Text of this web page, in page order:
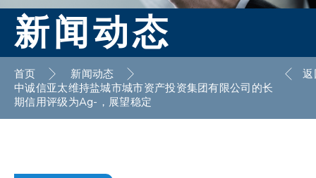
新闻动态
首页
新闻动态
中诚信亚太维持盐城市城市资产投资集团有限公司的长
期信用评级为Ag-，展望稳定